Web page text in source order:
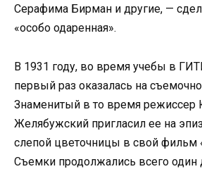
Серафима Бирман и другие, —
«особо одаренная».
В 1931 году, во время учебы в
первый раз оказалась на
Знаменитый в то время режиссер
Желябужский пригласил ее на
слепой цветочницы в свой фильм
Съемки продолжались всего один